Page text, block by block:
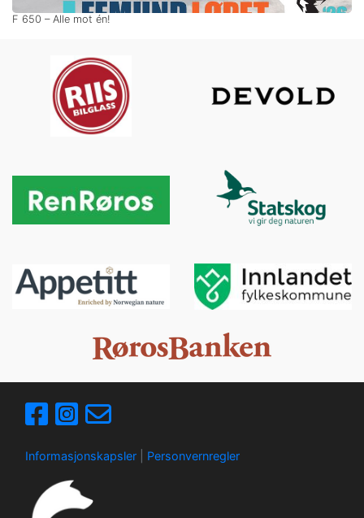
F 650 – Alle mot én!
Informasjonskapsler Personvernregler